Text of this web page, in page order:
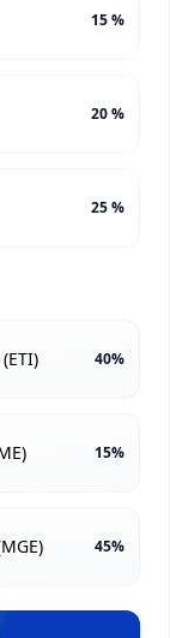
15 %
20 %
25 %
40%
15%
45%